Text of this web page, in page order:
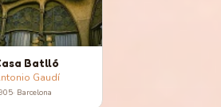
Batlló
Gaudí
· Barcelona